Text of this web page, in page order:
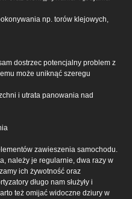
np. torów klejowych,
dostrzec potencjalny problem z
może uniknąć szeregu
i utrata panowania nad
zawieszenia samochodu.
należy je regularnie, dwa razy w
ich żywotność oraz
długo nam służyły i
też omijać widoczne dziury w